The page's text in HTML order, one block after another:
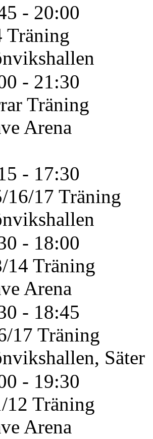
- 20:00
Träning
- 21:30
Träning
Arena
- 17:30
16/17 Träning
- 18:00
14 Träning
Arena
- 18:45
17 Träning
Säter
- 19:30
12 Träning
Arena